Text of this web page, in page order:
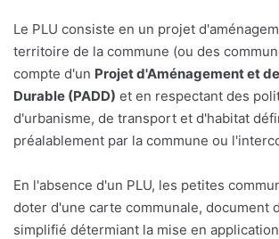
Le PLU consiste en un projet
territoire de la commune (ou des
compte d'un Projet d'Aménagement et
Durable (PADD) et en respectant des
d'urbanisme, de transport et d'habitat
préalablement par la commune ou
En l'absence d'un PLU, les petites
doter d'une carte communale, document
simplifié détermiant la mise en